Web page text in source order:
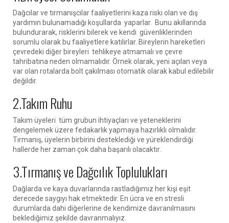
Dağcılar ve tırmanışcılar faaliyetlerini kaza riski olan ve dış
yardımın bulunamadığı koşullarda yaparlar. Bunu akıllarında
bulundurarak, risklerini bilerek ve kendi güvenliklerinden
sorumlu olarak bu faaliyetlere katılırlar. Bireylerin hareketleri
çevredeki diğer bireyleri tehlikeye atmamalı ve çevre
tahribatına neden olmamalıdır. Örnek olarak, yeni açılan veya
var olan rotalarda bolt çakılması otomatik olarak kabul edilebilir
değildir.
2.Takım Ruhu
Takım üyeleri tüm grubun ihtiyaçları ve yeteneklerini
dengelemek üzere fedakarlık yapmaya hazırlıklı olmalıdır.
Tırmanış, üyelerin birbirini desteklediği ve yüreklendirdiği
hallerde her zaman çok daha başarılı olacaktır.
3.Tırmanış ve Dağcılık Toplulukları
Dağlarda ve kaya duvarlarında rastladığımız her kişi eşit
derecede saygıyı hak etmektedir. En ücra ve en stresli
durumlarda dahi diğerlerine de kendimize davranılmasını
beklediğimiz şekilde davranmalıyız.